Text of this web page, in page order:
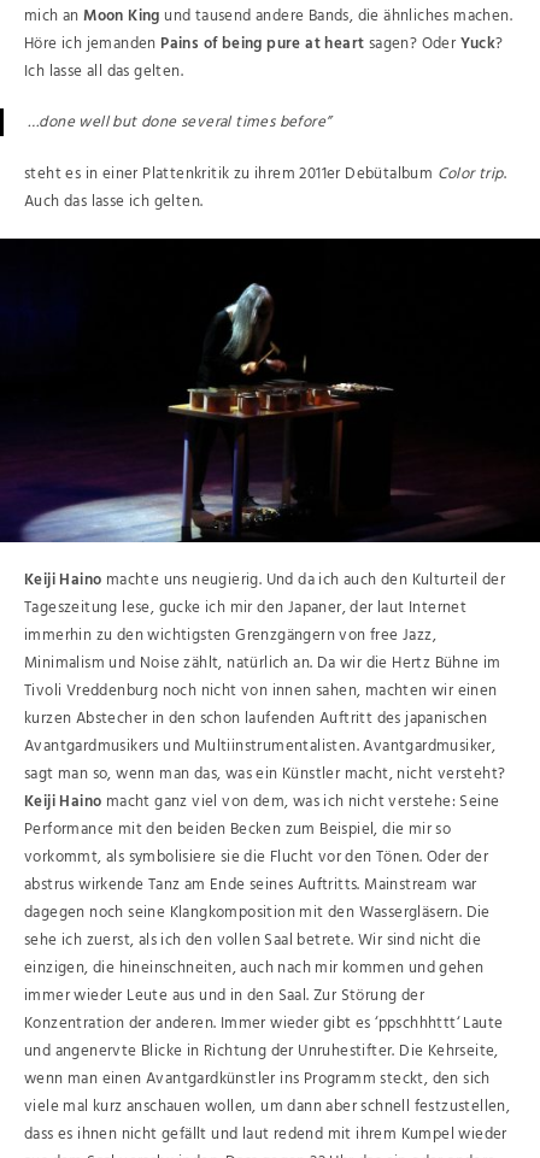
mich anMoon King und tausend andere Bands, die ähnliches machen.
Höre ich jemanden Pains of being pure at heartsagen? OderYuck?
Ich lasse all das gelten.
…done well but done several times before”
steht es in einer Plattenkritik zu ihrem 2011er Debütalbum Color trip.
Auch das lasse ich gelten.
Keiji Haino machte uns neugierig. Und da ich auch den Kulturteil der
Tageszeitung lese, gucke ich mir den Japaner, der laut Internet
immerhin zu den wichtigsten Grenzgängern von free Jazz,
Minimalism und Noise zählt, natürlich an. Da wir die Hertz Bühne im
Tivoli Vreddenburg noch nicht von innen sahen, machten wir einen
kurzen Abstecher in den schon laufenden Auftritt des japanischen
Avantgardmusikers und Multiinstrumentalisten. Avantgardmusiker,
sagt man so, wenn man das, was ein Künstler macht, nicht versteht?
Keiji Haino macht ganz viel von dem, was ich nicht verstehe: Seine
Performance mit den beiden Becken zum Beispiel, die mir so
vorkommt, als symbolisiere sie die Flucht vor den Tönen. Oder der
abstrus wirkende Tanz am Ende seines Auftritts. Mainstream war
dagegen noch seine Klangkomposition mit den Wassergläsern. Die
sehe ich zuerst, als ich den vollen Saal betrete. Wir sind nicht die
einzigen, die hineinschneiten, auch nach mir kommen und gehen
immer wieder Leute aus und in den Saal. Zur Störung der
Konzentration der anderen. Immer wieder gibt es ‘ppschhhttt‘ Laute
und angenervte Blicke in Richtung der Unruhestifter. Die Kehrseite,
wenn man einen Avantgardkünstler ins Programm steckt, den sich
viele mal kurz anschauen wollen, um dann aber schnell festzustellen,
dass es ihnen nicht gefällt und laut redend mit ihrem Kumpel wieder